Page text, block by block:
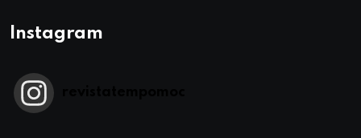
Instagram